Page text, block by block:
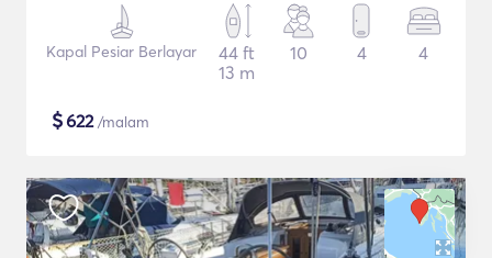
Kapal Pesiar Berlayar
44 ft
13 m
10 4 4
$622/malam